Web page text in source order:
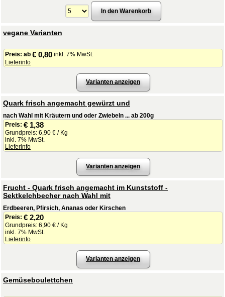
vegane Varianten
Preis: ab € 0,80 inkl. 7% MwSt.
Lieferinfo
Varianten anzeigen
Quark frisch angemacht gewürzt und
nach Wahl mit Kräutern und oder Zwiebeln ... ab 200g
Preis: € 1,38
Grundpreis: 6,90 € / Kg
inkl. 7% MwSt.
Lieferinfo
Varianten anzeigen
Frucht - Quark frisch angemacht im Kunststoff -
Sektkelchbecher nach Wahl mit
Erdbeeren, Pfirsich, Ananas oder Kirschen
Preis: € 2,20
Grundpreis: 6,90 € / Kg
inkl. 7% MwSt.
Lieferinfo
Varianten anzeigen
Gemüseboulettchen